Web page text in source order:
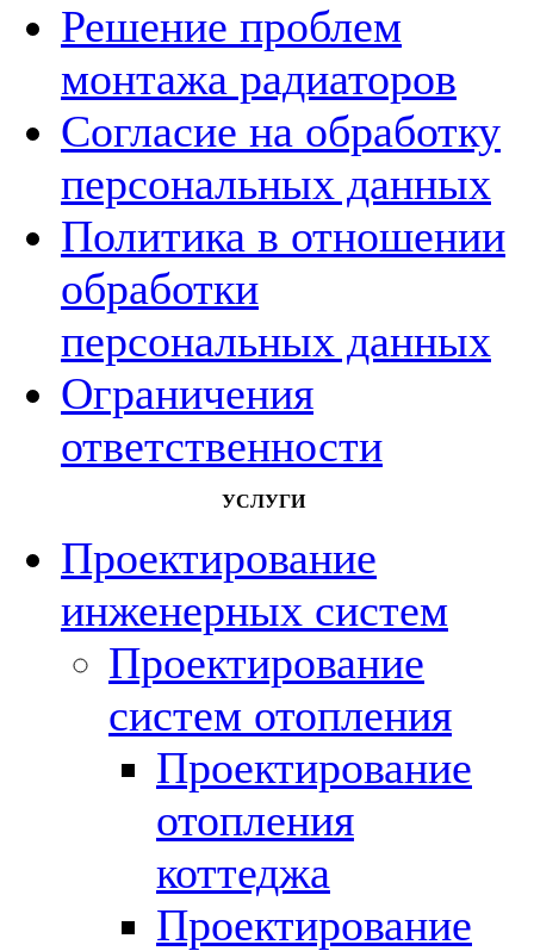
Решение проблем
монтажа радиаторов
Согласие на обработку
персональных данных
Политика в отношении
обработки
персональных данных
Ограничения
ответственности
УСЛУГИ
Проектирование
инженерных систем
Проектирование
систем отопления
Проектирование
отопления
коттеджа
Проектирование